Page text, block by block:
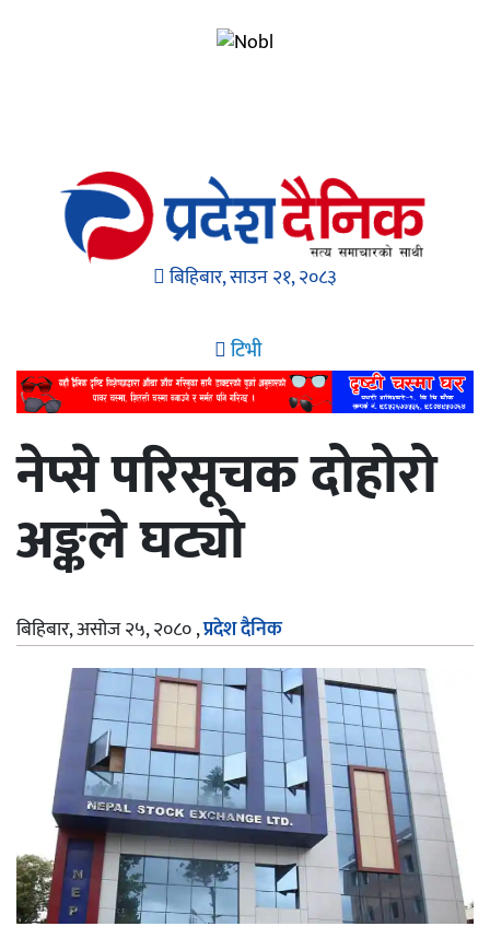
बिहिबार, साउन २१, २०८३
टिभी
नेप्से परिसूचक दोहोरो
अङ्कले घट्यो
बिहिबार, असोज २५, २०८०,प्रदेश दैनिक